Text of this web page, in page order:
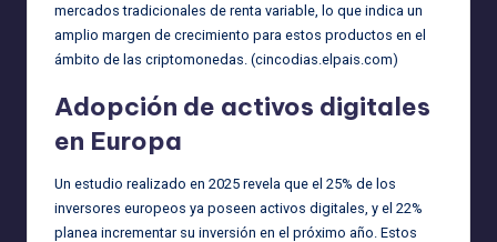
mercados tradicionales de renta variable, lo que indica un
amplio margen de crecimiento para estos productos en el
ámbito de las criptomonedas. (cincodias.elpais.com)
Adopción de activos digitales
en Europa
Un estudio realizado en 2025 revela que el 25% de los
inversores europeos ya poseen activos digitales, y el 22%
planea incrementar su inversión en el próximo año. Estos